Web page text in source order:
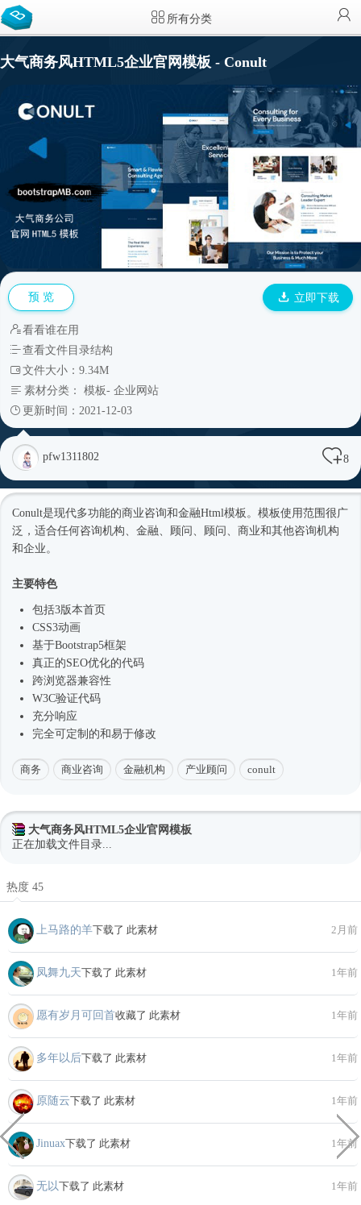
所有分类
大气商务风HTML5企业官网模板 - Conult
预 览 立即下载
看看谁在用
查看文件目录结构
文件大小：9.34M
素材分类： 模板- 企业网站
更新时间：2021-12-03
pfw1311802 8
Conult是现代多功能的商业咨询和金融Html模板 。模板使用范围很广
泛，适合任何咨询机构、金融、顾问、顾问、商业和其他咨询机构
和企业。
主要特色
包括3版本首页
CSS3动画
基于Bootstrap5框架
真正的SEO优化的代码
跨浏览器兼容性
W3C验证代码
充分响应
完全可定制的和易于修改
商务 商业咨询 金融机构 产业顾问 conult
大气商务风HTML5企业官网模板
正在加载文件目录...
热度 45
上马路的羊下载了 此素材 2月前
凤舞九天下载了 此素材 1年前
愿有岁月可回首收藏了 此素材 1年前
多年以后下载了 此素材 1年前
原随云下载了 此素材 1年前
Jinuax下载了 此素材 1年前
无以下载了 此素材 1年前